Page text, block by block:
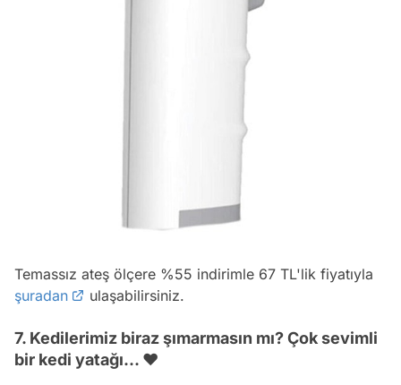
Temassız ateş ölçere %55 indirimle 67 TL'lik fiyatıyla
şuradan
ulaşabilirsiniz.
7. Kedilerimiz biraz şımarmasın mı? Çok sevimli
bir kedi yatağı... ❤️